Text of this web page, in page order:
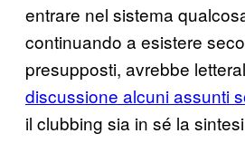
entrare nel sistema
continuando a esistere
presupposti, avrebbe
discussione alcuni assunti
il clubbing sia in sé la